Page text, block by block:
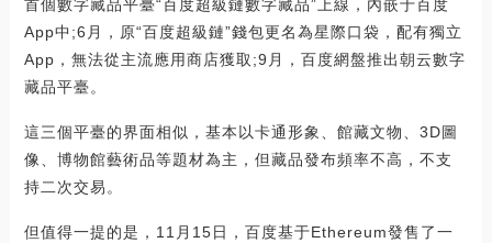
首個數字藏品平臺“百度超級鏈數字藏品”上線，內嵌于百度
App中;6月，原“百度超級鏈”錢包更名為星際口袋，配有獨立
App，無法從主流應用商店獲取;9月，百度網盤推出朝云數字
藏品平臺。
這三個平臺的界面相似，基本以卡通形象、館藏文物、3D圖
像、博物館藝術品等題材為主，但藏品發布頻率不高，不支
持二次交易。
但值得一提的是，11月15日，百度基于Ethereum發售了一